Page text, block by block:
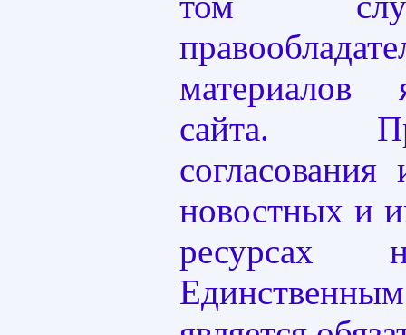
материалов
сайта.
согласования
новостных и
ресурсах